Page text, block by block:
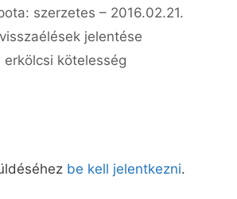
szerzetes – 2016.02.21.
jelentése
erkölcsi kötelesség
be kell jelentkezni.